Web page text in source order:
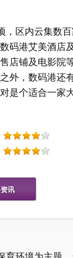
区内云集数
码港艾美酒店
店铺及电影院
外，数码港还
是个适合一家
讯